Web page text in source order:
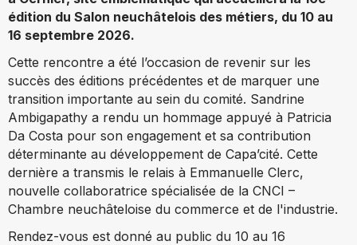
édition du Salon neuchâtelois des métiers, du 10 au
16 septembre 2026.
Cette rencontre a été l’occasion de revenir sur les
succès des éditions précédentes et de marquer une
transition importante au sein du comité. Sandrine
Ambigapathy a rendu un hommage appuyé à Patricia
Da Costa pour son engagement et sa contribution
déterminante au développement de Capa’cité. Cette
dernière a transmis le relais à Emmanuelle Clerc,
nouvelle collaboratrice spécialisée de la CNCI –
Chambre neuchâteloise du commerce et de l'industrie.
Rendez-vous est donné au public du 10 au 16